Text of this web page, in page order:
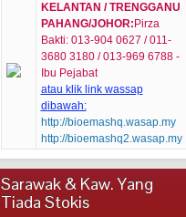
KELANTAN / TRENGGANU
PAHANG/JOHOR: Pirza
Bakti: 013-904 0627 / 011-
3680 3180 / 013-969 6788 -
Ibu Pejabat
atau klik link wassap
dibawah:
http://bioemashq.wasap.my
http://bioemashq2.wasap.my
Sarawak & Kaw. Yang
Tiada Stokis